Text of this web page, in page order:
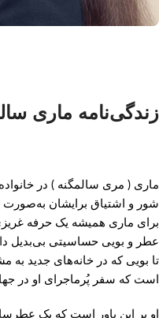
زندگی‌نامه ماری
ماری ( مری سالمگنه ) در
شور و اشتیاق برایشان به‌صورت
برای ماری همیشه یک حرفه
عطر و بویی حساسیتی بی‌بدیل
تا بویی که در خانه‌های جدید
است که سفر پُرماجرای او در
او بر این باور است که یک